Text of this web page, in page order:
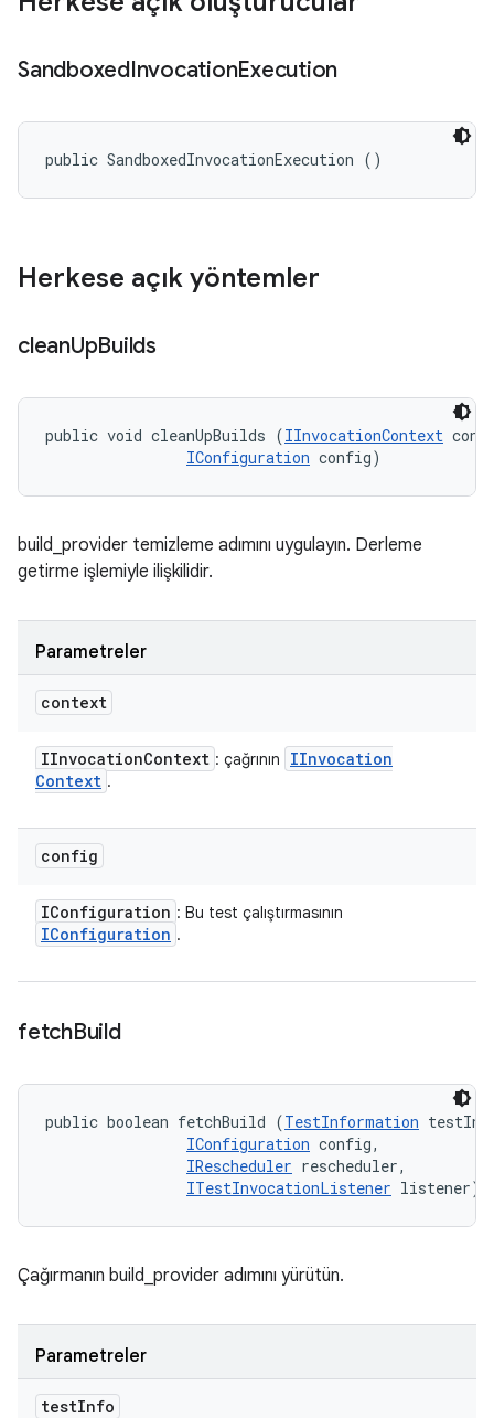
SandboxedInvocationExecution
public SandboxedInvocationExecution ()
Herkese açık yöntemler
cleanUpBuilds
public void cleanUpBuilds (IInvocationContext
IConfiguration config)
build_provider temizleme adımını uygulayın. Derleme
getirme işlemiyle ilişkilidir.
Parametreler
context
IInvocationContext : çağrının
IInvocation
Context .
config
IConfiguration : Bu test çalıştırmasının
IConfiguration .
fetchBuild
public boolean fetchBuild (TestInformation
IConfiguration config,
IRescheduler rescheduler,
ITestInvocationListener listener)
Çağırmanın build_provider adımını yürütün.
Parametreler
testInfo